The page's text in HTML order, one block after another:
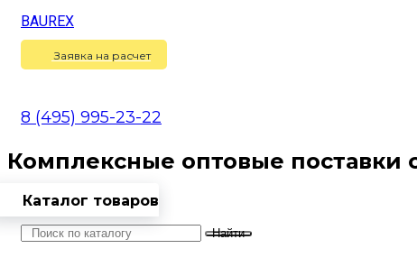
BAUREX
Заявка на расчет
8 (495) 995-23-22
Комплексные оптовые поставки
Каталог товаров
Найти